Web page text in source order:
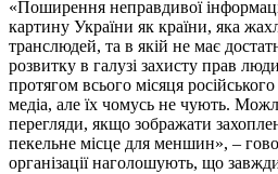
«Поширення неправдивої
картину України як країни, яка
транслюдей, та в якій не має
розвитку в галузі захисту прав
протягом всього місяця
медіа, але їх чомусь не чують.
перегляди, якщо зображати
пекельне місце для меншин», –
організації наголошують, що